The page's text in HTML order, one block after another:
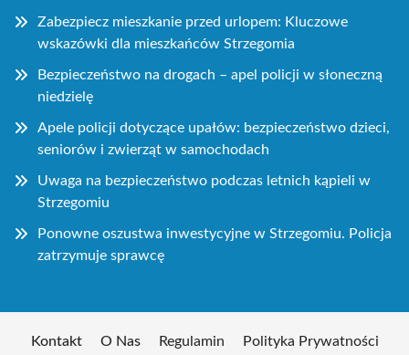
Zabezpiecz mieszkanie przed urlopem: Kluczowe
wskazówki dla mieszkańców Strzegomia
Bezpieczeństwo na drogach – apel policji w słoneczną
niedzielę
Apele policji dotyczące upałów: bezpieczeństwo dzieci,
seniorów i zwierząt w samochodach
Uwaga na bezpieczeństwo podczas letnich kąpieli w
Strzegomiu
Ponowne oszustwa inwestycyjne w Strzegomiu. Policja
zatrzymuje sprawcę
Kontakt O Nas Regulamin Polityka Prywatności